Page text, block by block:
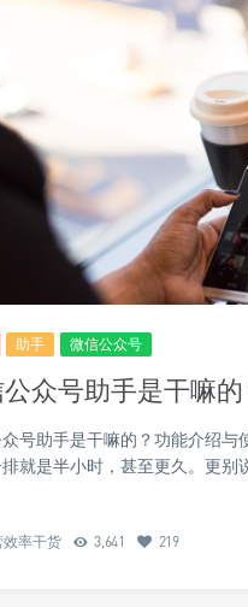
助手 微信公众号
众号助手是干嘛
号助手是干嘛的？功能介绍
就是半小时，甚至更久。更别
效率干货 3,641 219